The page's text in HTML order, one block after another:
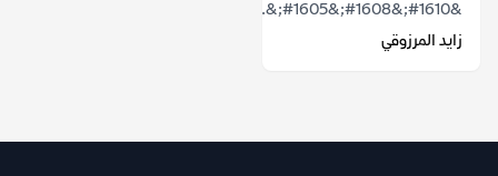
&#1610;&#1608;&#1605;&...
زايد المرزوقي